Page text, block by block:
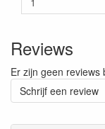
Reviews
Er zijn geen reviews
Schrijf een review